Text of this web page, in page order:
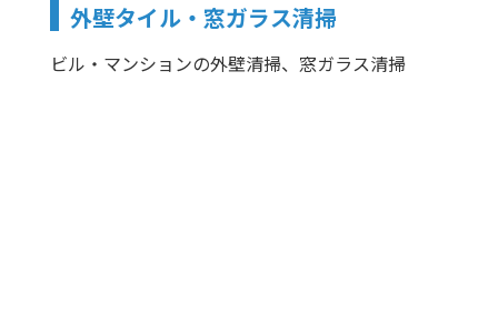
外壁タイル・窓ガラス清掃
ビル・マンションの外壁清掃、窓ガラス清掃